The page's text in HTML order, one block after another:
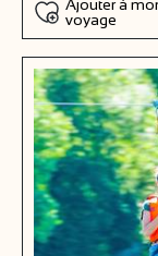
Ajouter à
voyage